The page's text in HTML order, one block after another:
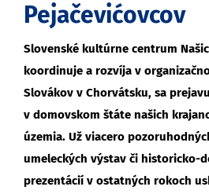
Pejačevićovcov
Slovenské kultúrne centrum
koordinuje a rozvíja v
Slovákov v Chorvátsku, sa
v domovskom štáte našich
územia. Už viacero
umeleckých výstav či historicko-
prezentácií v ostatných rokoch